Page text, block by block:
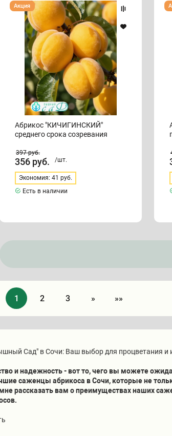
Абрикос
"КИЧИГИНСКИЙ"
среднего
срока
созревания
Абрикос "КИЧИГИНСКИЙ"
среднего срока созревания
Акция
397руб.
356 руб. /шт.
Экономия: 41 руб.
Есть в наличии
1 2 3 » »»
Сад" в Сочи: Ваш выбор для процветания и
и надежность - вот то, чего вы можете
саженцы абрикоса в Сочи, которые не
рассказать вам о преимуществах наших